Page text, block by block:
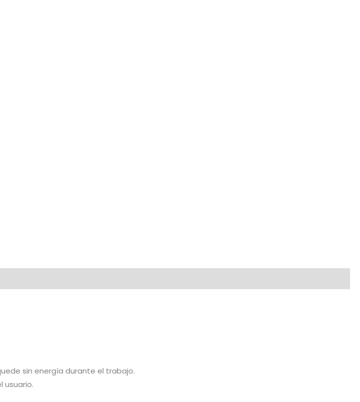
sin energía durante el trabajo.
usuario.